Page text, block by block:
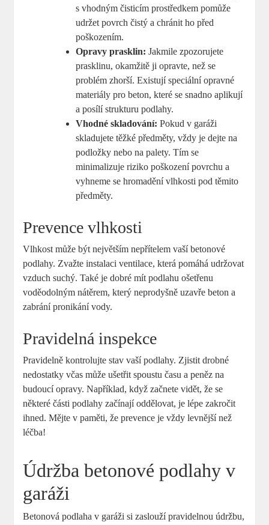
s vhodným čisticím prostředkem pomůže
udržet povrch čistý a chránit ho před
poškozením.
Opravy prasklin: Jakmile zpozorujete
prasklinu, okamžitě ji opravte, než se
problém zhorší. Existují speciální opravné
materiály pro beton, které se snadno aplikují
a posílí strukturu podlahy.
Vhodné skladování: Pokud v garáži
skladujete těžké předměty, vždy je dejte na
podložky nebo na palety. Tím se
minimalizuje riziko poškození povrchu a
vyhneme se hromadění vlhkosti pod těmito
předměty.
Prevence vlhkosti
Vlhkost může být největším nepřítelem vaší betonové
podlahy. Zvažte instalaci ventilace, která pomáhá udržovat
vzduch suchý. Také je dobré mít podlahu ošetřenu
voděodolným nátěrem, který neprodyšně uzavře beton a
zabrání pronikání vody.
Pravidelná inspekce
Pravidelně kontrolujte stav vaší podlahy. Zjistit drobné
nedostatky včas může ušetřit spoustu času a peněz na
budoucí opravy. Například, když začnete vidět, že se
některé části podlahy začínají oddělovat, je lépe zakročit
ihned. Mějte v paměti, že prevence je vždy levnější než
léčba!
Údržba betonové podlahy v
garáži
Betonová podlaha v garáži si zaslouží pravidelnou údržbu,